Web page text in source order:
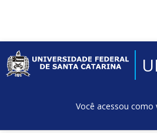
Você acessou como